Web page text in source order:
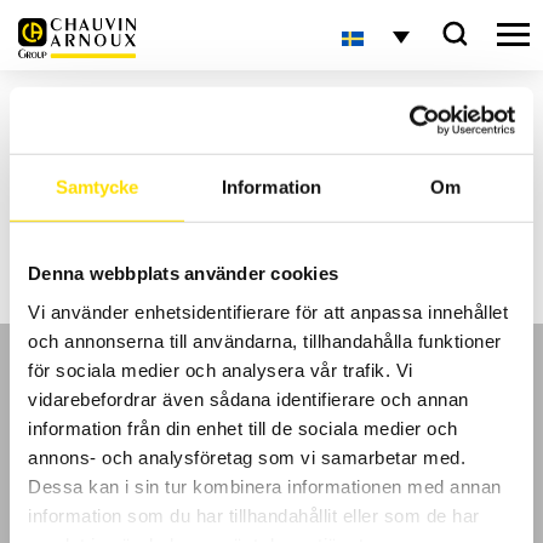
Samtycke Information Om
Denna webbplats använder cookies
Vi använder enhetsidentifierare för att anpassa innehållet
och annonserna till användarna, tillhandahålla funktioner
för sociala medier och analysera vår trafik. Vi
vidarebefordrar även sådana identifierare och annan
information från din enhet till de sociala medier och
annons- och analysföretag som vi samarbetar med.
Dessa kan i sin tur kombinera informationen med annan
information som du har tillhandahållit eller som de har
Aktuellt
GDPR
Köpvillkor